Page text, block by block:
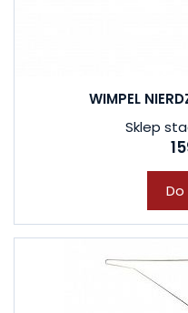
WIMPEL
Sklep
Do